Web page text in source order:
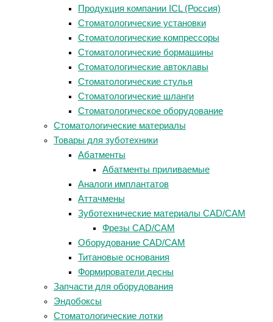
Продукция компании ICL (Россия)
Стоматологические установки
Стоматологические компрессоры
Стоматологические бормашины
Стоматологические автоклавы
Стоматологические стулья
Стоматологические шланги
Стоматологическое оборудование
Стоматологические материалы
Товары для зуботехники
Абатменты
Абатменты приливаемые
Аналоги имплантатов
Аттачмены
Зуботехнические материалы CAD/CAM
Фрезы CAD/CAM
Оборудование CAD/CAM
Титановые основания
Формирователи десны
Запчасти для оборудования
Эндобоксы
Стоматологические лотки